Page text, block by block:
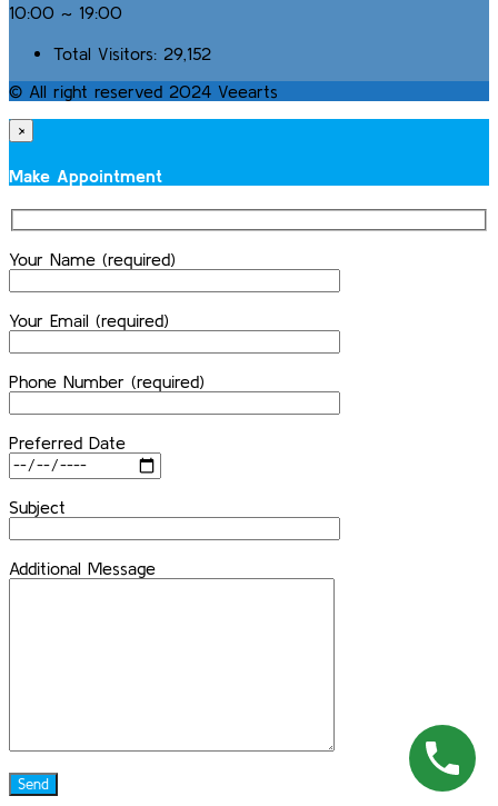
10:00 ~ 19:00
Total Visitors: 29,152
© All right reserved 2024 Veearts
×
Make Appointment
Your Name (required)
Your Email (required)
Phone Number (required)
Preferred Date
Subject
Additional Message